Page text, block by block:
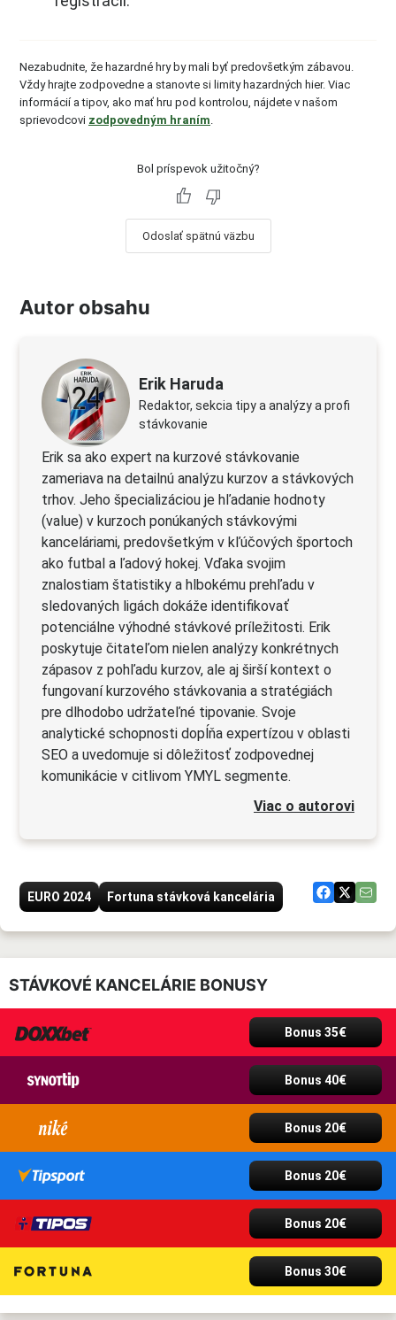
Nezabudnite, že hazardné hry by mali byť predovšetkým zábavou.
Vždy hrajte zodpovedne a stanovte si limity hazardných hier. Viac
informácií a tipov, ako mať hru pod kontrolou, nájdete v našom
sprievodcovi zodpovedným hraním.
Bol príspevok užitočný?
Odoslať spätnú väzbu
Autor obsahu
Erik Haruda
Redaktor, sekcia tipy a analýzy a profi
stávkovanie
Erik sa ako expert na kurzové stávkovanie
zameriava na detailnú analýzu kurzov a stávkových
trhov. Jeho špecializáciou je hľadanie hodnoty
(value) v kurzoch ponúkaných stávkovými
kanceláriami, predovšetkým v kľúčových športoch
ako futbal a ľadový hokej. Vďaka svojim
znalostiam štatistiky a hlbokému prehľadu v
sledovaných ligách dokáže identifikovať
potenciálne výhodné stávkové príležitosti. Erik
poskytuje čitateľom nielen analýzy konkrétnych
zápasov z pohľadu kurzov, ale aj širší kontext o
fungovaní kurzového stávkovania a stratégiách
pre dlhodobo udržateľné tipovanie. Svoje
analytické schopnosti dopĺňa expertízou v oblasti
SEO a uvedomuje si dôležitosť zodpovednej
komunikácie v citlivom YMYL segmente.
Viac o autorovi
EURO 2024 Fortuna stávková kancelária
STÁVKOVÉ KANCELÁRIE BONUSY
Bonus 35€
Bonus 40€
Bonus 20€
Bonus 20€
Bonus 20€
Bonus 30€